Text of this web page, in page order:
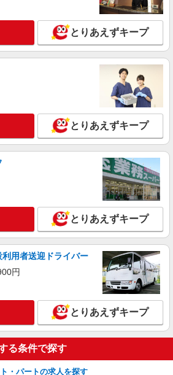
詳細を見る
｜未経験でも大丈夫◎研修が手厚い有料
介護♪
給1350円〜2062円 ＜日払い有/週払い有/交
県郡山市
詳細を見る
＊グループホームSTAFF＊生活のサポ
務を担当
1350円〜2062円 ＜日払い有/週払い有/交
市
詳細を見る
とりあえずキープ
とりあえずキープ
とりあえずキープ
用者送迎ドライバー
円
とりあえずキープ
る条件で探す
・パートの求人を探す